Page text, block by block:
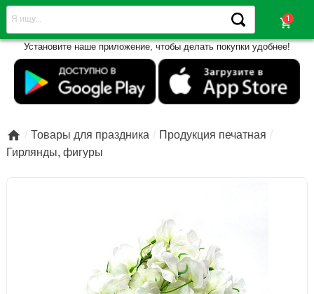
shopping_cart
Установите наше приложение, чтобы делать покупки удобнее!
 Товары для праздника
Продукция печатная
Гирлянды, фигуры